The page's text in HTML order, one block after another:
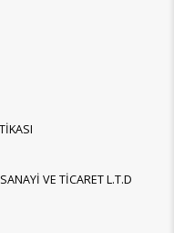
VE TİCARET L.T.D